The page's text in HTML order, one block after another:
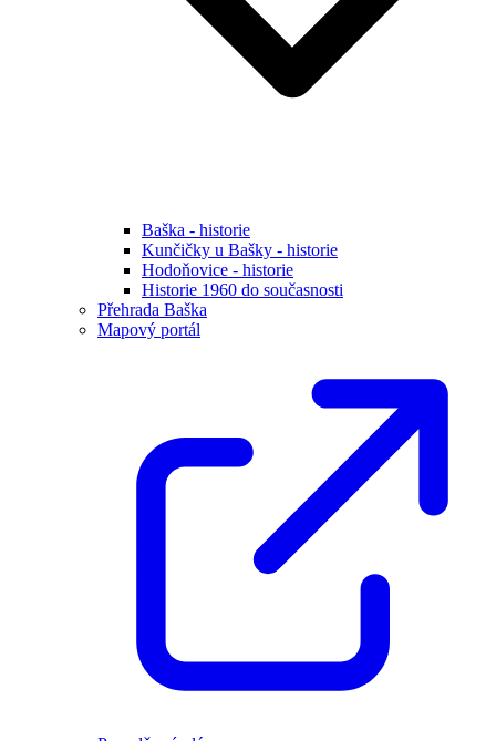
Baška - historie
Kunčičky u Bašky - historie
Hodoňovice - historie
Historie 1960 do současnosti
Přehrada Baška
Mapový portál